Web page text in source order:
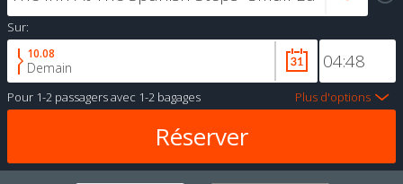
Sur:
10.08
Demain
Pour 1-2 passagersavec 1-2 bagages Plus d'options